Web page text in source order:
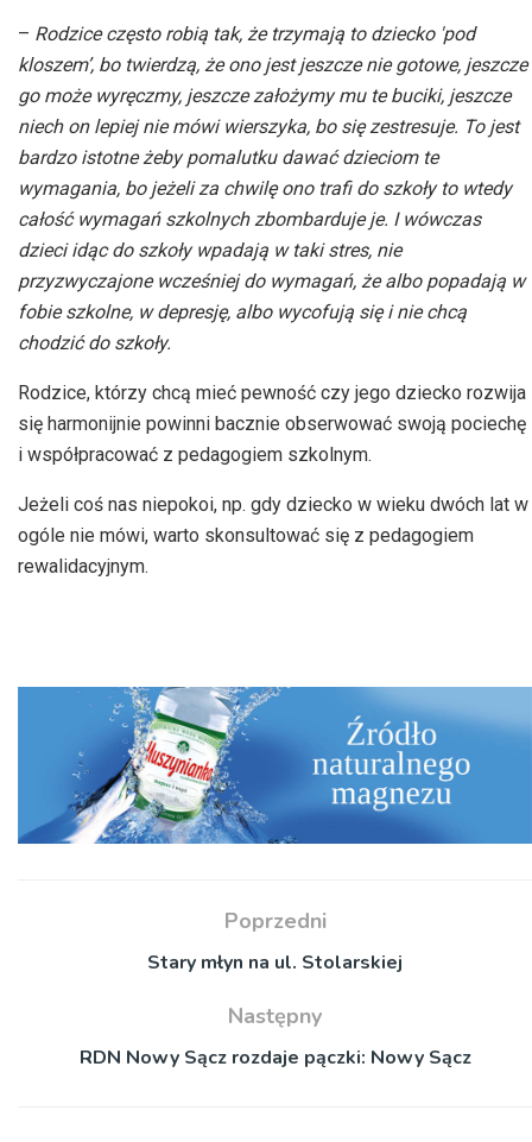
– Rodzice często robią tak, że trzymają to dziecko 'pod
kloszem’, bo twierdzą, że ono jest jeszcze nie gotowe, jeszcze
go może wyręczmy, jeszcze założymy mu te buciki, jeszcze
niech on lepiej nie mówi wierszyka, bo się zestresuje. To jest
bardzo istotne żeby pomalutku dawać dzieciom te
wymagania, bo jeżeli za chwilę ono trafi do szkoły to wtedy
całość wymagań szkolnych zbombarduje je. I wówczas
dzieci idąc do szkoły wpadają w taki stres, nie
przyzwyczajone wcześniej do wymagań, że albo popadają w
fobie szkolne, w depresję, albo wycofują się i nie chcą
chodzić do szkoły.
Rodzice, którzy chcą mieć pewność czy jego dziecko rozwija
się harmonijnie powinni bacznie obserwować swoją pociechę
i współpracować z pedagogiem szkolnym.
Jeżeli coś nas niepokoi, np. gdy dziecko w wieku dwóch lat w
ogóle nie mówi, warto skonsultować się z pedagogiem
rewalidacyjnym.
Poprzedni
Stary młyn na ul. Stolarskiej
Następny
RDN Nowy Sącz rozdaje pączki: Nowy Sącz